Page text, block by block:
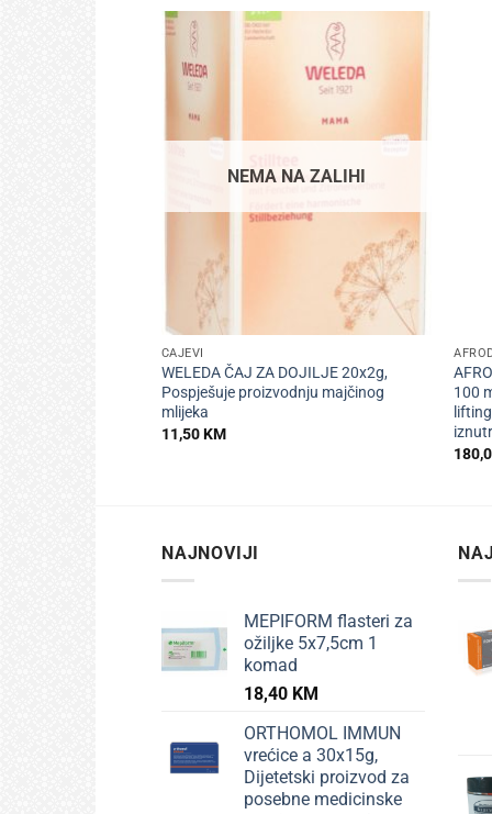
NEMA NA ZALIHI
ČAJEVI
WELEDA ČAJ ZA DOJILJE 20x2g,
Pospješuje proizvodnju majčinog
mlijeka
11,50KM
100
NAJNOVIJI
MEPIFORM flasteri za
ožiljke 5x7,5cm 1
komad
18,40 KM
ORTHOMOL IMMUN
vrećice a 30x15g,
Dijetetski proizvod za
posebne medicinske